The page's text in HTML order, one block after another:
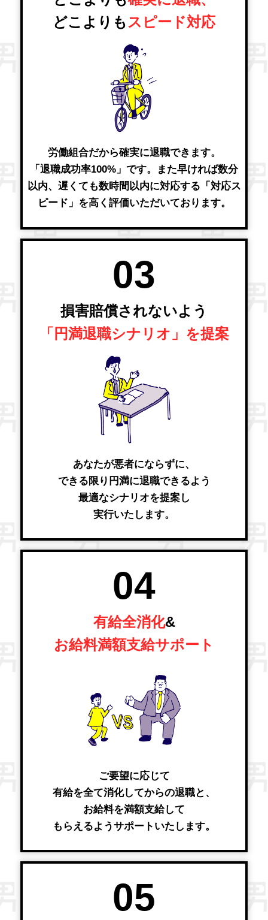
どこよりもスピード対応
労働組合だから確実に退職できます。
「退職成功率100%」です。また早ければ数分
以内、遅くても数時間以内に対応する「対応ス
ピード」を高く評価いただいております。
03
損害賠償されないよう
「円満退職シナリオ」を提案
あなたが悪者にならずに、
できる限り円満に退職できるよう
最適なシナリオを提案し
実行いたします。
04
有給全消化&
お給料満額支給サポート
ご要望に応じて
有給を全て消化してからの退職と、
お給料を満額支給して
もらえるようサポートいたします。
05